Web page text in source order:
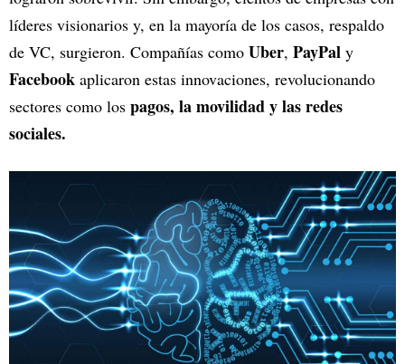
líderes visionarios y, en la mayoría de los casos, respaldo
de VC, surgieron. Compañías como Uber, PayPal y
Facebook aplicaron estas innovaciones, revolucionando
sectores como los pagos, la movilidad y las redes
sociales.